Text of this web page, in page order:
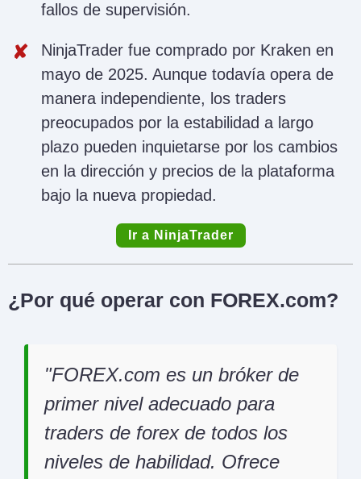
fallos de supervisión.
NinjaTrader fue comprado por Kraken en
mayo de 2025. Aunque todavía opera de
manera independiente, los traders
preocupados por la estabilidad a largo
plazo pueden inquietarse por los cambios
en la dirección y precios de la plataforma
bajo la nueva propiedad.
Ir a NinjaTrader
¿Por qué operar con FOREX.com?
FOREX.com es un bróker de
primer nivel adecuado para
traders de forex de todos los
niveles de habilidad. Ofrece